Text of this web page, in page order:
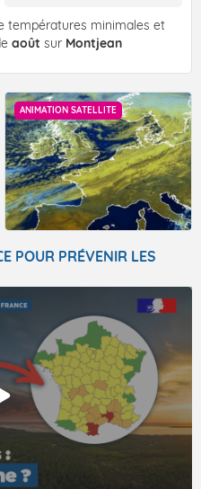
températures minimales et
août sur Montjean
ANIMATION SATELLITE
POUR PRÉVENIR LES